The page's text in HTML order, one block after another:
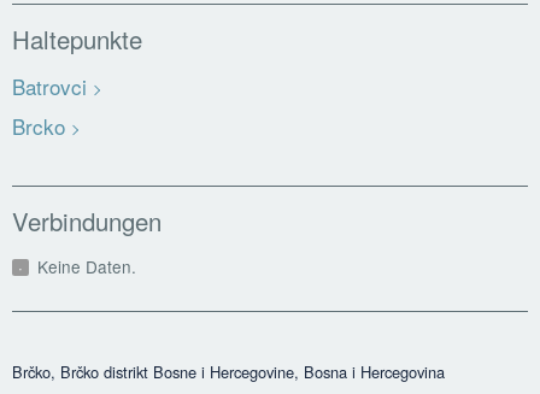
Haltepunkte
Batrovci
Brcko
Verbindungen
Keine Daten.
Brčko, Brčko distrikt Bosne i Hercegovine, Bosna i Hercegovina